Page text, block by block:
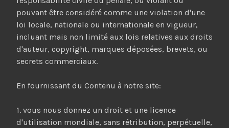
pouvant être considéré comme une violation d'une
loi locale, nationale ou internationale en vigueur,
incluant mais non limité aux lois relatives aux droits
d'auteur, copyright, marques déposées, brevets, ou
secrets commerciaux.
En fournissant du Contenu à notre site:
1. vous nous donnez un droit et une licence
d'utilisation mondiale, sans rétribution, perpétuelle,